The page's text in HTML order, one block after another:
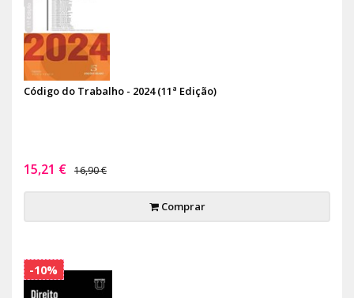
Código do Trabalho - 2024 (11ª Edição)
15,21 € 16,90 €
Comprar
-10%